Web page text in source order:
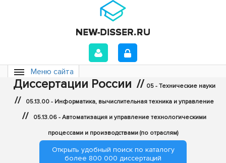
Меню сайта
Диссертации России // 05 - Технические науки
// 05.13.00 - Информатика, вычислительная техника и управление
// 05.13.06 - Автоматизация и управление технологическими
процессами и производствами (по отраслям)
Открыть удобный поиск по каталогу
более 800 000 диссертаций